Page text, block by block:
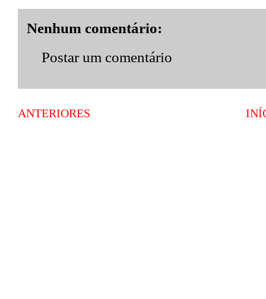
Nenhum comentário:
Postar um comentário
ANTERIORES